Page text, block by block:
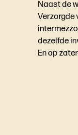
Naast de
Verzorgde
dezelfde
En op